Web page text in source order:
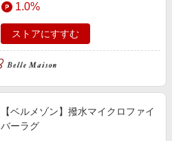
1.0%
ストアにすすむ
【ベルメゾン】撥水マイクロファイ
バーラグ